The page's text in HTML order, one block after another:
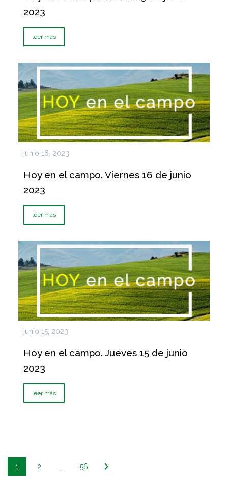
2023
leer más
junio 16, 2023
Hoy en el campo. Viernes 16 de junio
2023
leer más
junio 15, 2023
Hoy en el campo. Jueves 15 de junio
2023
leer más
1 2 56